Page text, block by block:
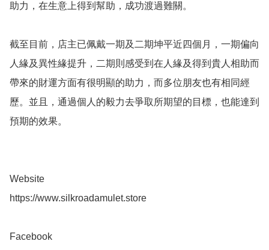
助力，在生意上得到幫助，成功渡過難關。
截至目前，店主已佩戴一期及二期坤平近四個月，一期偏向
人緣及異性緣提升，二期則感受到在人緣及得到貴人相助而
帶來的財運方面有很明顯的助力，而多位朋友也有相同經
歷。並且，通過個人的毅力去爭取所期望的目標，也能達到
預期的效果。
Website
https://www.silkroadamulet.store
Facebook